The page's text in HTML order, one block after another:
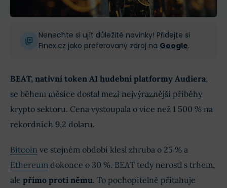
Nenechte si ujít důležité novinky! Přidejte si
Finex.cz jako preferovaný zdroj na Google.
BEAT, nativní token AI hudební platformy Audiera,
se během měsíce dostal mezi nejvýraznější příběhy
krypto sektoru. Cena vystoupala o více než 1 500 % na
rekordních 9,2 dolaru.
Bitcoin ve stejném období klesl zhruba o 25 % a
Ethereum dokonce o 30 %. BEAT tedy nerostl s trhem,
ale přímo proti němu. To pochopitelně přitahuje